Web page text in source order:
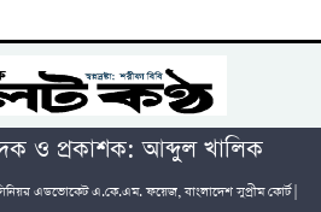
ও প্রকাশক: আব্দুল খালিক
এডভোকেট এ.কে.এম. ফয়েজ, বাংলাদেশ সুপ্রীম কোর্ট |